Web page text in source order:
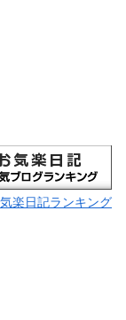
楽日記ランキング